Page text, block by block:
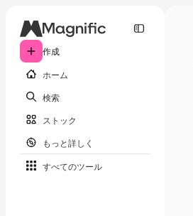
作成
ホーム
検索
ストック
もっと詳しく
すべてのツール